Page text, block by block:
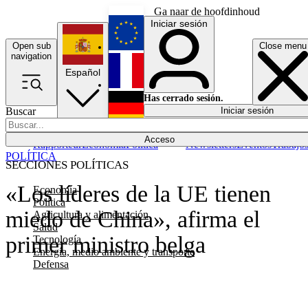
Ga naar de hoofdinhoud
Open sub
navigation
Close menu
Buscar
Acceso
SECCIONES POLÍTICAS
Economía
Política
Agricultura y alimentación
Salud
Tecnología
Energía, medio ambiente y transporte
Defensa
RapporteurEconomíaPolítica NewslettersEventosTrabajos
Español
English
Français
Iniciar sesión
Has cerrado sesión.
Iniciar sesión
«Los líderes de la UE tienen
miedo de China», afirma el
primer ministro belga
POLÍTICA